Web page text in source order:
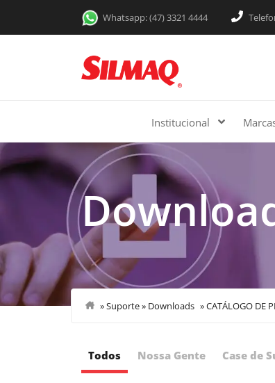
Whatsapp: (47) 3321 4444
Institucional
»Suporte» Downloads »CATÁLOGO DE
Todos Nossa Gente Case de